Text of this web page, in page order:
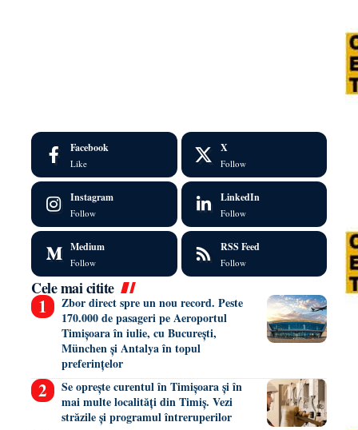
Facebook
Like
X
Follow
Instagram
Follow
LinkedIn
Follow
Medium
Follow
RSS Feed
Follow
Cele mai citite
Zbor direct spre un nou record. Peste
170.000 de pasageri pe Aeroportul
Timișoara în iulie, cu București,
München și Antalya în topul
preferințelor
Se oprește curentul în Timișoara și în
mai multe localități din Timiș. Vezi
străzile și programul întreruperilor